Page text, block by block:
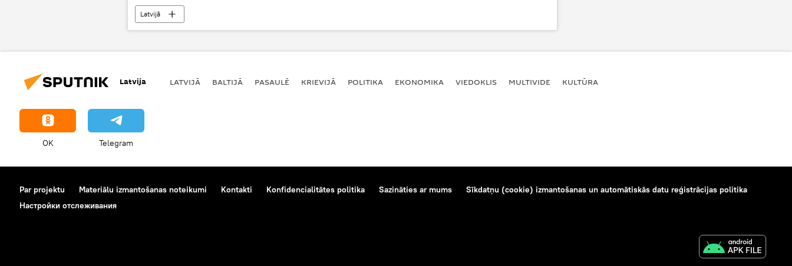
Latvijā
Latvija LATVIJĀ BALTIJĀ PASAULĒ KRIEVIJĀ POLITIKA EKONOMIKA VIEDOKLIS MULTIVIDE KULTŪRA
OK Telegram
Par projektu Materiālu izmantošanas noteikumi Kontakti Konfidencialitātes politika Sazināties ar mums
Sīkdatņu (cookie) izmantošanas un automātiskās datu reģistrācijas politika
Настройки отслеживания